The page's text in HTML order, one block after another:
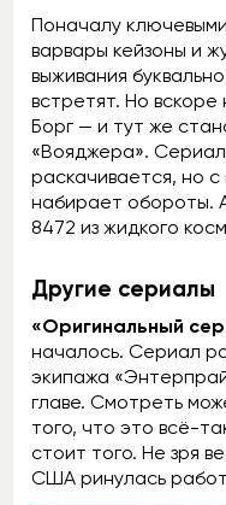
Поначалу
варвары кейзоны и
выживания
встретят. Но вскоре
Борг — и тут же
«Вояджера».
раскачивается, но с
набирает обороты.
8472 из жидкого
Другие сериалы
«Оригинальный
началось. Сериал
экипажа
главе. Смотреть
того, что это всё-
стоит того. Не зря
США ринулась